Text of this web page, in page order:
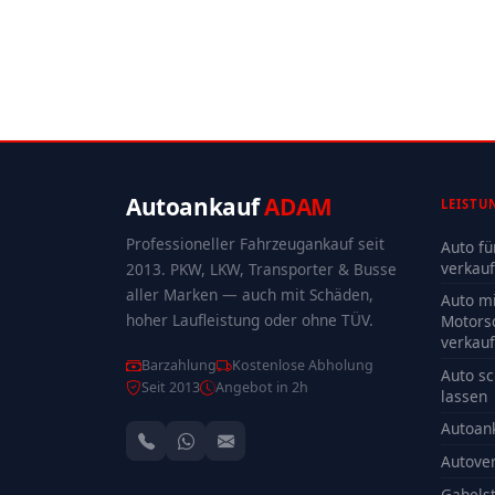
AutoankaufADAM
Professioneller Fahrzeugankauf seit
2013. PKW, LKW, Transporter & Busse
aller Marken — auch mit Schäden,
hoher Laufleistung oder ohne TÜV.
Barzahlung
Kostenlose Abholung
Seit 2013
Angebot in 2h
Auto
Auto
Auto
lassen